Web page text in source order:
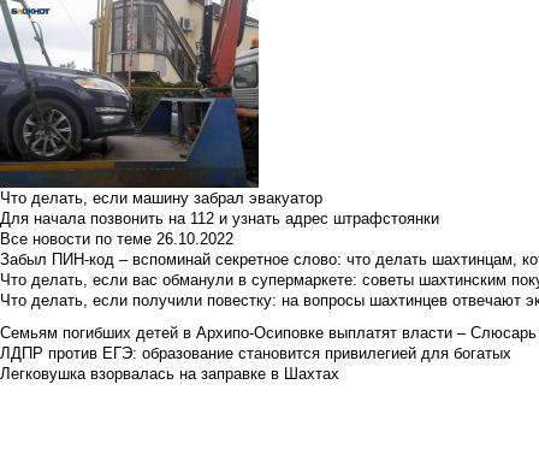
Что делать, если машину забрал эвакуатор
Для начала позвонить на 112 и узнать адрес штрафстоянки
Все новости по теме 26.10.2022
Забыл ПИН-код – вспоминай секретное слово: что делать шахтинцам,
Что делать, если вас обманули в супермаркете: советы шахтинским
Что делать, если получили повестку: на вопросы шахтинцев отвечают
Семьям погибших детей в Архипо-Осиповке выплатят власти – Слюсарь
ЛДПР против ЕГЭ: образование становится привилегией для богатых
Легковушка взорвалась на заправке в Шахтах